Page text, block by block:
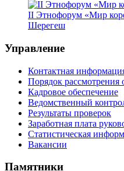
II Этнофорум «Мир
Шерегеш
Управление
Контактная
Порядок рассмотрения
Кадровое обеспечение
Ведомственный
Результаты проверок
Заработная плата
Статистическая
Вакансии
Памятники